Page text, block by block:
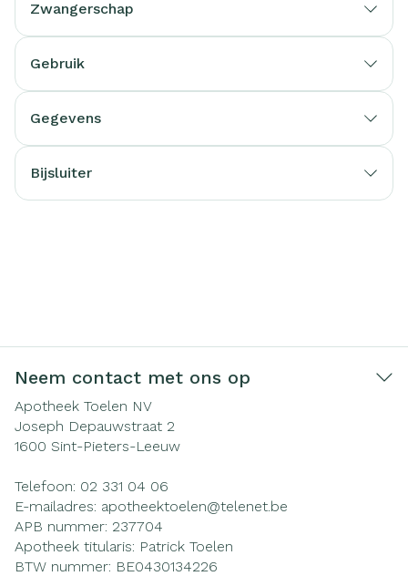
Zwangerschap
Gebruik
Gegevens
Bijsluiter
Neem contact met ons op
Apotheek Toelen NV
Joseph Depauwstraat 2
1600 Sint-Pieters-Leeuw
Telefoon: 02 331 04 06
E-mailadres: apotheektoelen@telenet.be
APB nummer: 237704
Apotheek titularis: Patrick Toelen
BTW nummer: BE0430134226